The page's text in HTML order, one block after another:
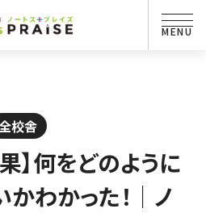
校舎
】何をどのように
わかった！｜ノ